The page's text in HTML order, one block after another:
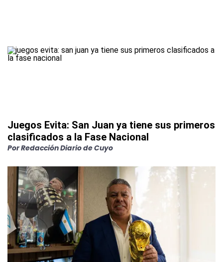
Juegos Evita: San Juan ya tiene sus primeros
clasificados a la Fase Nacional
PorRedacción Diario de Cuyo